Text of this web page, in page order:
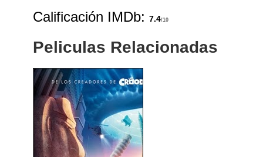
Calificación IMDb:7.4/10
Peliculas Relacionadas